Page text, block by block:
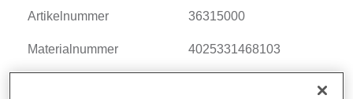
Artikelnummer 36315000
Materialnummer 4025331468103